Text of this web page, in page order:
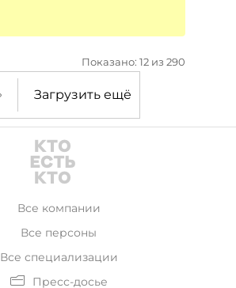
Показано: 12 из 290
Загрузить ещё
Все компании
Все персоны
Все специализации
Пресс-досье